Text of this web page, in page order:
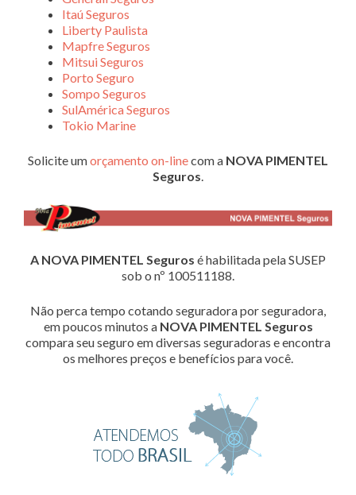
Itaú Seguros
Liberty Paulista
Mapfre Seguros
Mitsui Seguros
Porto Seguro
Sompo Seguros
SulAmérica Seguros
Tokio Marine
Solicite umorçamento on-linecom a NOVA PIMENTEL
Seguros.
A NOVA PIMENTEL Seguros é habilitada pela SUSEP
sob o nº 100511188.
Não perca tempo cotando seguradora por seguradora,
em poucos minutos a NOVA PIMENTEL Seguros
compara seu seguro em diversas seguradoras e encontra
os melhores preços e benefícios para você.